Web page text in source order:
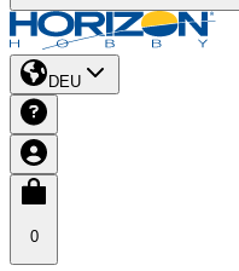
DEU
0